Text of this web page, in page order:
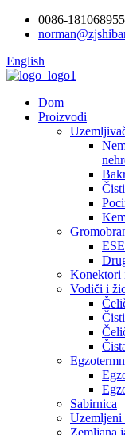
0086-
English
Dom
Proizvodi
Konektori
Vodiči i
Sabirnica
Uzemljeni
Zemljana